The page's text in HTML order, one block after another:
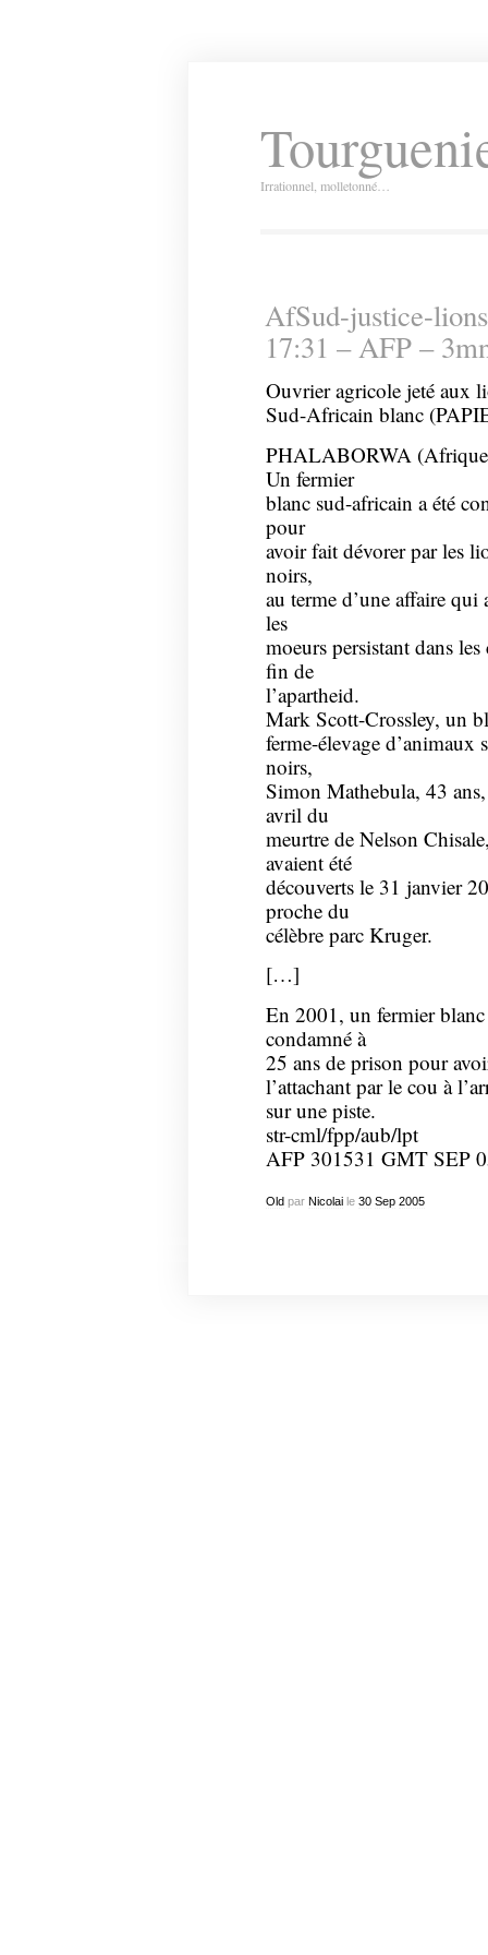
Irrationnel, molletonné…
AfSud-justice-
17:31 – AFP –
Ouvrier agricole jeté aux
Sud-Africain blanc
PHALABORWA
Un fermier
blanc sud-africain a été
pour
avoir fait dévorer par les
noirs,
au terme d’une affaire qui
les
moeurs persistant dans
fin de
l’apartheid.
Mark Scott-Crossley, un
ferme-élevage d’animaux
noirs,
Simon Mathebula, 43 ans,
avril du
meurtre de Nelson
avaient été
découverts le 31 janvier
proche du
célèbre parc Kruger.
[…]
En 2001, un fermier blanc
condamné à
25 ans de prison pour
l’attachant par le cou à
sur une piste.
str-cml/fpp/aub/lpt
AFP 301531 GMT SEP
Oldpar Nicolaile 30 Sep 2005